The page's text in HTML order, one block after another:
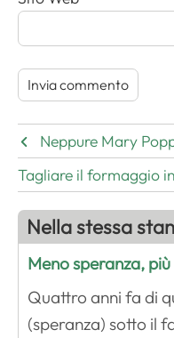
Neppure Mary
Tagliare il formaggio
Nella stessa
Meno speranza,
Quattro anni fa di
(speranza) sotto il